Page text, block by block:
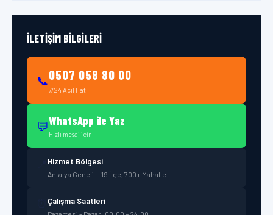
İLETIŞIM BILGILERI
📞0507 058 80 00
7/24 Acil Hat
💬WhatsApp ile Yaz
Hızlı mesaj için
Hizmet Bölgesi
Antalya Geneli — 19 İlçe, 700+ Mahalle
Çalışma Saatleri